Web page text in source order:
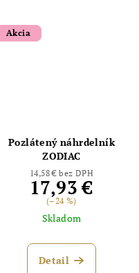
Akcia
Pozlátený náhrdelník
ZODIAC
14,58 € bez DPH
17,93 €
(–24 %)
Skladom
Detail